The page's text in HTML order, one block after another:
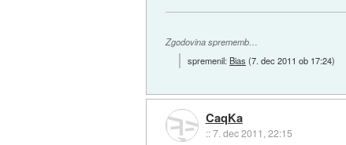
Zgodovina sprememb…
spremenil:Bias (7. dec 2011 ob 17:24)
CaqKa
::7. dec 2011, 22:15